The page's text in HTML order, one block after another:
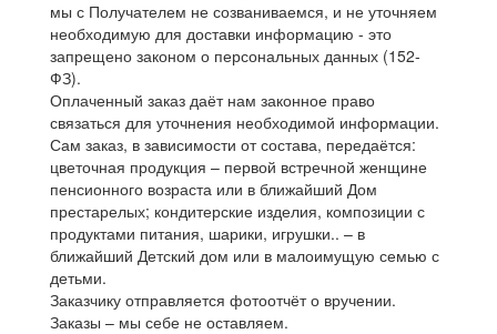
мы с Получателем не созваниваемся, и не уточняем
необходимую для доставки информацию - это
запрещено законом о персональных данных (152-
ФЗ).
Оплаченный заказ даёт нам законное право
связаться для уточнения необходимой информации.
Сам заказ, в зависимости от состава, передаётся:
цветочная продукция – первой встречной женщине
пенсионного возраста или в ближайший Дом
престарелых; кондитерские изделия, композиции с
продуктами питания, шарики, игрушки.. – в
ближайший Детский дом или в малоимущую семью с
детьми.
Заказчику отправляется фотоотчёт о вручении.
Заказы – мы себе не оставляем.